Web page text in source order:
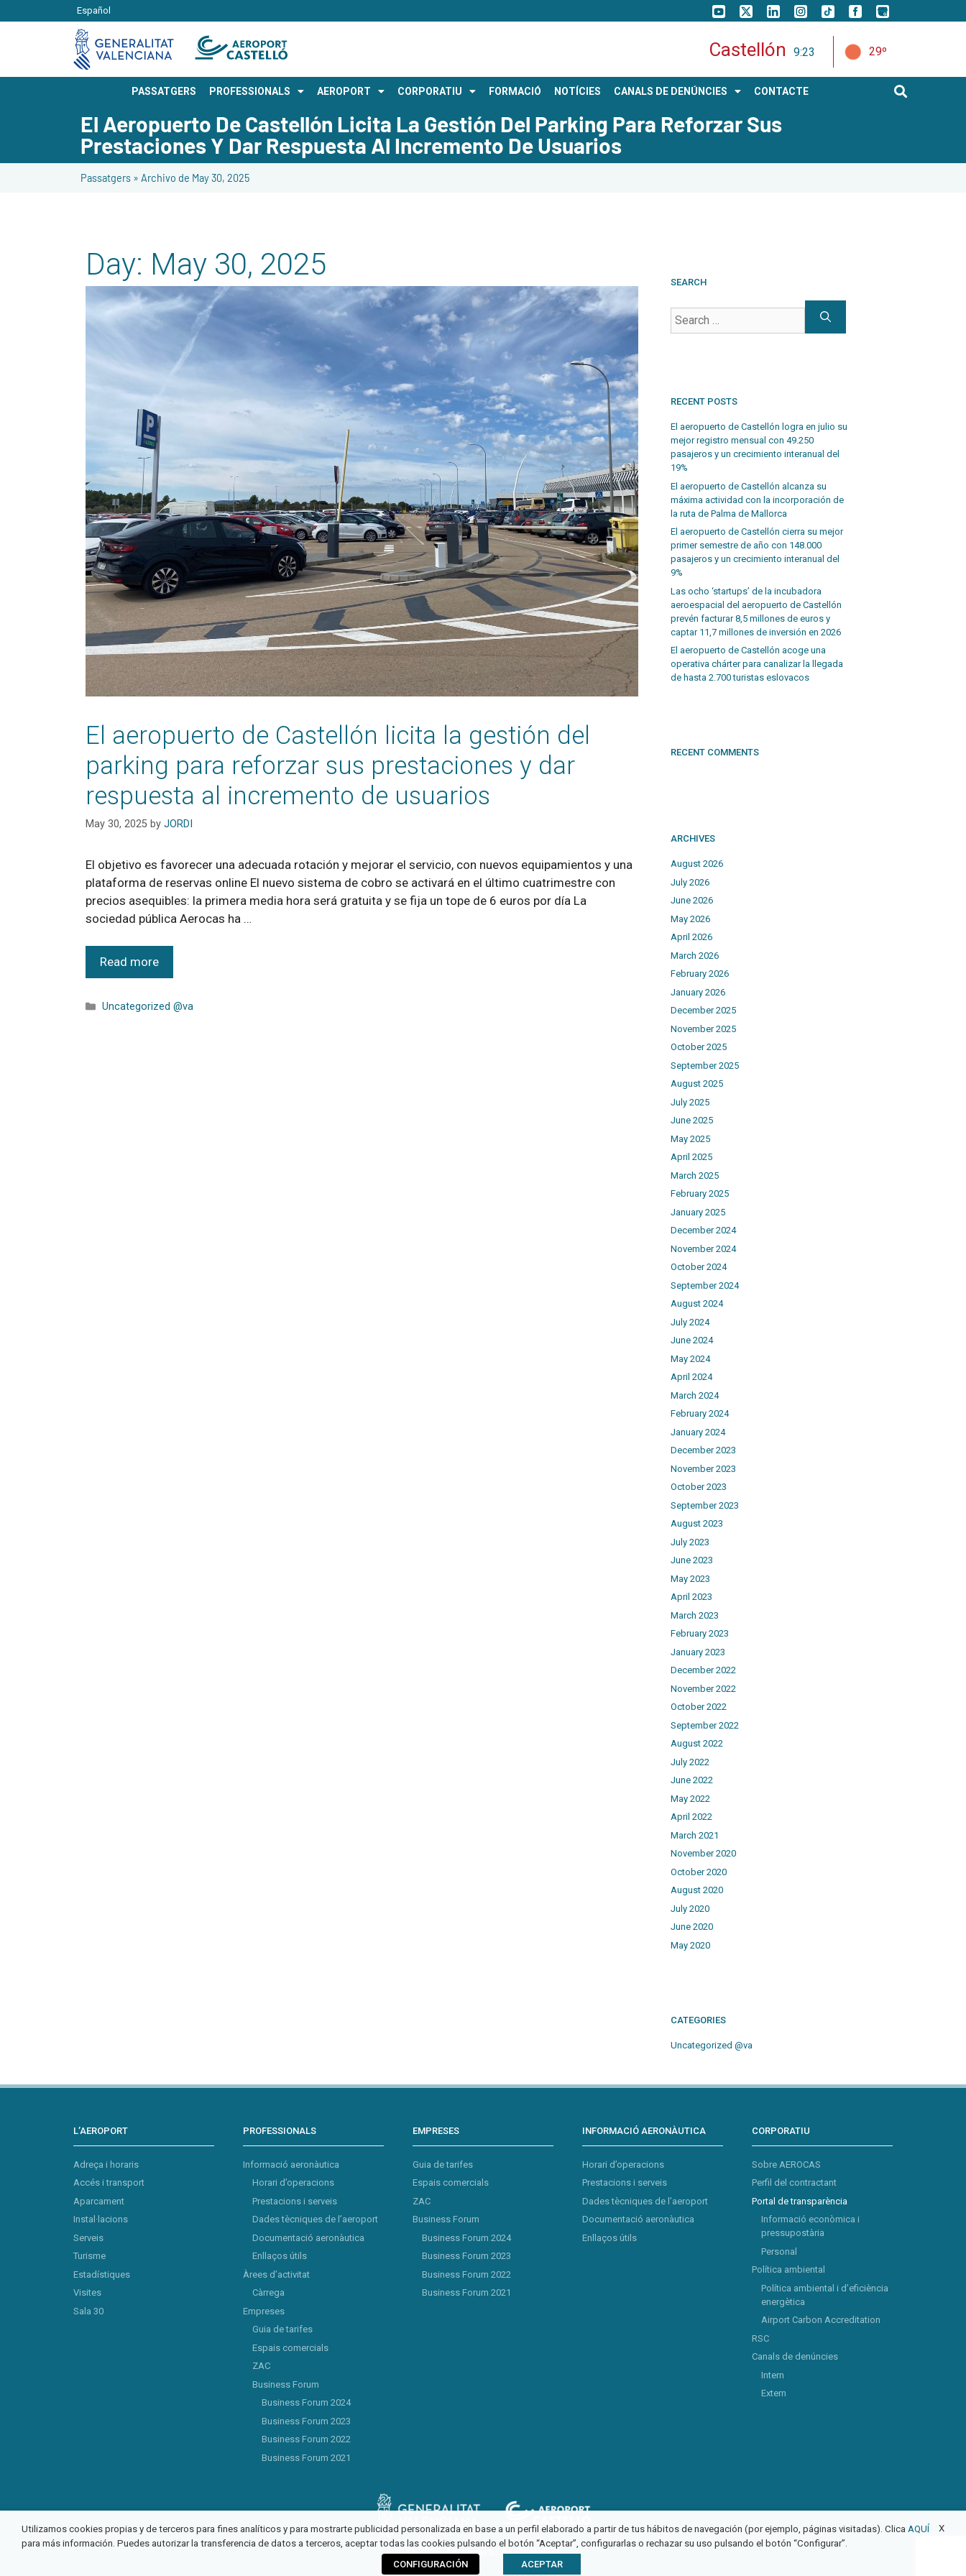
Español
Castellón 9:24 29º
PASSATGERS PROFESSIONALS AEROPORT CORPORATIU FORMACIÓ NOTÍCIES CANALS DE DENÚNCIES CONTACTE
El Aeropuerto De Castellón Licita La Gestión Del Parking Para Reforzar Sus
Prestaciones Y Dar Respuesta Al Incremento De Usuarios
Passatgers » Archivo de May 30, 2025
Day: May 30, 2025
El aeropuerto de Castellón licita la gestión del
parking para reforzar sus prestaciones y dar
respuesta al incremento de usuarios
May 30, 2025 by JORDI
El objetivo es favorecer una adecuada rotación y mejorar el servicio, con nuevos equipamientos y una
plataforma de reservas online El nuevo sistema de cobro se activará en el último cuatrimestre con
precios asequibles: la primera media hora será gratuita y se fija un tope de 6 euros por día La
sociedad pública Aerocas ha …
Read more
Uncategorized @va
SEARCH
RECENT POSTS
El aeropuerto de Castellón logra en julio su
mejor registro mensual con 49.250
pasajeros y un crecimiento interanual del
19%
El aeropuerto de Castellón alcanza su
máxima actividad con la incorporación de
la ruta de Palma de Mallorca
El aeropuerto de Castellón cierra su mejor
primer semestre de año con 148.000
pasajeros y un crecimiento interanual del
9%
Las ocho ‘startups’ de la incubadora
aeroespacial del aeropuerto de Castellón
prevén facturar 8,5 millones de euros y
captar 11,7 millones de inversión en 2026
El aeropuerto de Castellón acoge una
operativa chárter para canalizar la llegada
de hasta 2.700 turistas eslovacos
RECENT COMMENTS
ARCHIVES
August 2026
July 2026
June 2026
May 2026
April 2026
March 2026
February 2026
January 2026
December 2025
November 2025
October 2025
September 2025
August 2025
July 2025
June 2025
May 2025
April 2025
March 2025
February 2025
January 2025
December 2024
November 2024
October 2024
September 2024
August 2024
July 2024
June 2024
May 2024
April 2024
March 2024
February 2024
January 2024
December 2023
November 2023
October 2023
September 2023
August 2023
July 2023
June 2023
May 2023
April 2023
March 2023
February 2023
January 2023
December 2022
November 2022
October 2022
September 2022
August 2022
July 2022
June 2022
May 2022
April 2022
March 2021
November 2020
October 2020
August 2020
July 2020
June 2020
May 2020
CATEGORIES
Uncategorized @va
L’AEROPORT
Adreça i horaris
Accés i transport
Aparcament
Instal·lacions
Serveis
Turisme
Estadístiques
Visites
Sala 30
PROFESSIONALS
Informació aeronàutica
Horari d’operacions
Prestacions i serveis
Dades tècniques de l’aeroport
Documentació aeronàutica
Enllaços útils
Àrees d’activitat
Càrrega
Empreses
Guia de tarifes
Espais comercials
ZAC
Business Forum
Business Forum 2024
Business Forum 2023
Business Forum 2022
Business Forum 2021
EMPRESES
Guia de tarifes
Espais comercials
ZAC
Business Forum
Business Forum 2024
Business Forum 2023
Business Forum 2022
Business Forum 2021
INFORMACIÓ AERONÀUTICA
Horari d’operacions
Prestacions i serveis
Dades tècniques de l’aeroport
Documentació aeronàutica
Enllaços útils
CORPORATIU
Sobre AEROCAS
Perfil del contractant
Portal de transparència
Informació econòmica i
pressupostària
Personal
Política ambiental
Política ambiental i d’eficiència
energètica
Airport Carbon Accreditation
RSC
Canals de denúncies
Intern
Extern
© 2026 Aeropuerto de Castellón
X
Utilizamos cookies propias y de terceros para fines analíticos y para mostrarte publicidad personalizada en base a un perfil elaborado a partir de tus hábitos de navegación (por ejemplo, páginas visitadas). Clica AQUÍ
para más información. Puedes autorizar la transferencia de datos a terceros, aceptar todas las cookies pulsando el botón “Aceptar”, configurarlas o rechazar su uso pulsando el botón “Configurar”.
CONFIGURACIÓN
ACEPTAR